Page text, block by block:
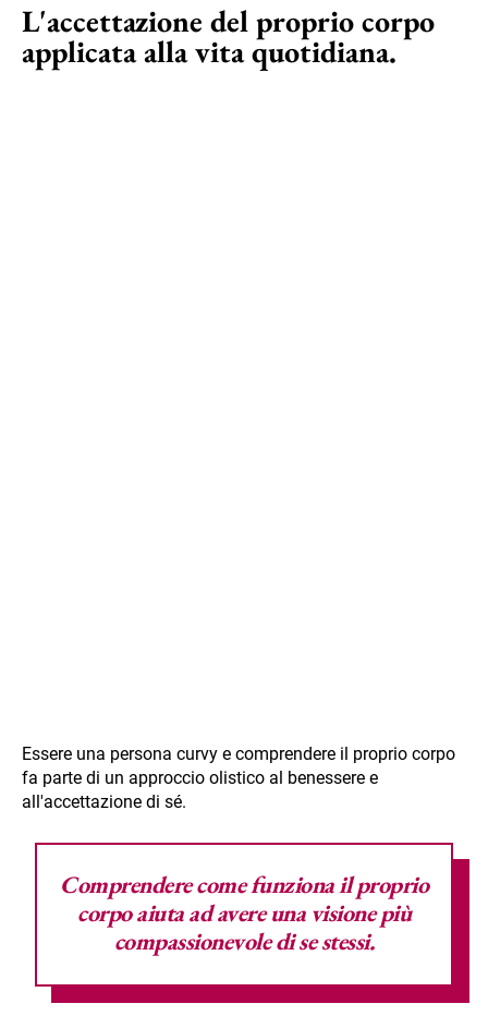
L'accettazione del proprio corpo
applicata alla vita quotidiana.
Essere una persona curvy e comprendere il proprio corpo
fa parte di un approccio olistico al benessere e
all'accettazione di sé.
Comprendere come funziona il proprio
corpo aiuta ad avere una visione più
compassionevole di se stessi.